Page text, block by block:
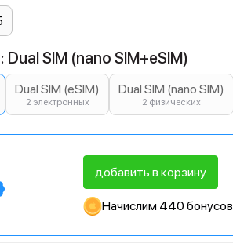
SIM (nano SIM+eSIM)
Dual SIM (eSIM)
2 электронных
Dual SIM (nano SIM)
2 физических
добавить в корзину
Начислим 440 бонусов